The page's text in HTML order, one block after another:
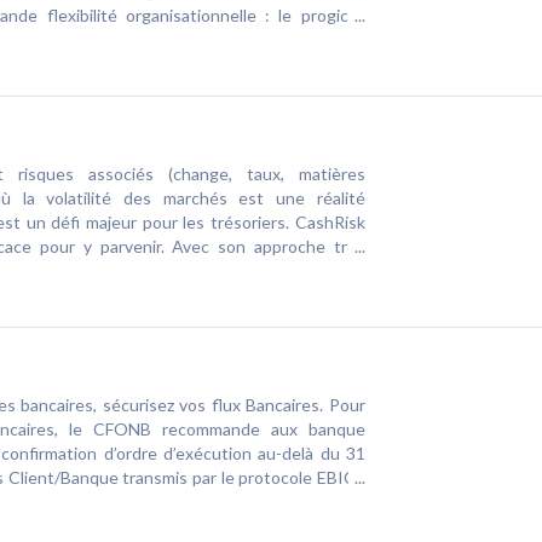
flexibilité organisationnelle : le progiciel
un déploiement centralisé et allégé : pas
simplifiée et une administration facilitée, la
et paiements intra groupe maîtriser
associés (change, taux, matières
la volatilité des marchés est une réalité
un défi majeur pour les trésoriers. CashRisk
pour y parvenir. Avec son approche très
totale des fonctions décisionnelle,
offre à l’ensemble des acteurs concernés
bancaires, sécurisez vos flux Bancaires. Pour
le CFONB recommande aux banque
d’ordre d’exécution au-delà du 31
Banque transmis par le protocole EBICS
s’expose à des risques de fraude, le
remplacé par Ebics TS (comprenant